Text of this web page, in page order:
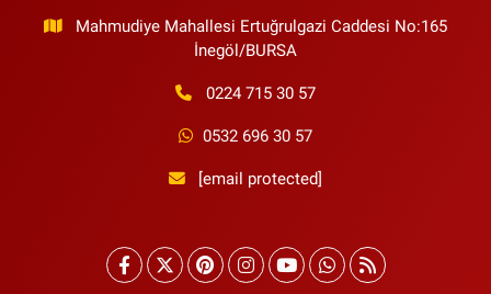
Mahmudiye Mahallesi Ertuğrulgazi Caddesi No:165
İnegöl/BURSA
0224 715 30 57
0532 696 30 57
[email protected]